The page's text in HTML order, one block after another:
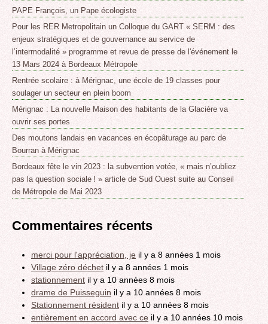
PAPE François, un Pape écologiste
Pour les RER Metropolitain un Colloque du GART « SERM : des
enjeux stratégiques et de gouvernance au service de
l’intermodalité » programme et revue de presse de l'événement le
13 Mars 2024 à Bordeaux Métropole
Rentrée scolaire : à Mérignac, une école de 19 classes pour
soulager un secteur en plein boom
Mérignac : La nouvelle Maison des habitants de la Glacière va
ouvrir ses portes
Des moutons landais en vacances en écopâturage au parc de
Bourran à Mérignac
Bordeaux fête le vin 2023 : la subvention votée, « mais n’oubliez
pas la question sociale ! » article de Sud Ouest suite au Conseil
de Métropole de Mai 2023
Commentaires récents
merci pour l'appréciation, je il y a 8 années 1 mois
Village zéro déchet il y a 8 années 1 mois
stationnement il y a 10 années 8 mois
drame de Puisseguin il y a 10 années 8 mois
Stationnement résident il y a 10 années 8 mois
entièrement en accord avec ce il y a 10 années 10 mois